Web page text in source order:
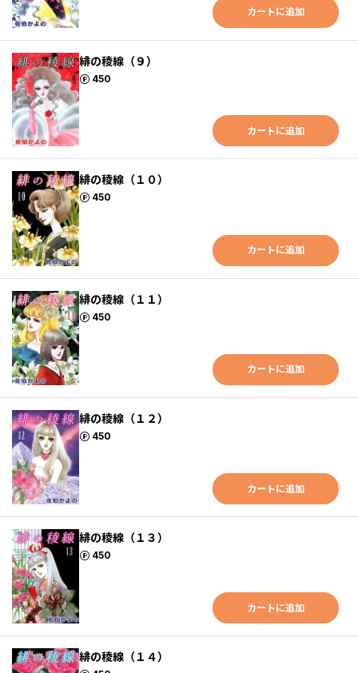
カートに追加
緋の稜線（９）
450
ポイント
カートに追加
緋の稜線（１０）
450
ポイント
カートに追加
緋の稜線（１１）
450
ポイント
カートに追加
緋の稜線（１２）
450
ポイント
カートに追加
緋の稜線（１３）
450
ポイント
カートに追加
緋の稜線（１４）